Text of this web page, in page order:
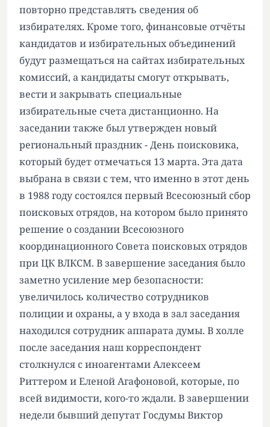
повторно представлять сведения об
избирателях. Кроме того, финансовые отчёты
кандидатов и избирательных объединений
будут размещаться на сайтах избирательных
комиссий, а кандидаты смогут открывать,
вести и закрывать специальные
избирательные счета дистанционно. На
заседании также был утвержден новый
региональный праздник - День поисковика,
который будет отмечаться 13 марта. Эта дата
выбрана в связи с тем, что именно в этот день
в 1988 году состоялся первый Всесоюзный сбор
поисковых отрядов, на котором было принято
решение о создании Всесоюзного
координационного Совета поисковых отрядов
при ЦК ВЛКСМ. В завершение заседания было
заметно усиление мер безопасности:
увеличилось количество сотрудников
полиции и охраны, а у входа в зал заседания
находился сотрудник аппарата думы. В холле
после заседания наш корреспондент
столкнулся с иноагентами Алексеем
Риттером и Еленой Агафоновой, которые, по
всей видимости, кого-то ждали. В завершении
недели бывший депутат Госдумы Виктор